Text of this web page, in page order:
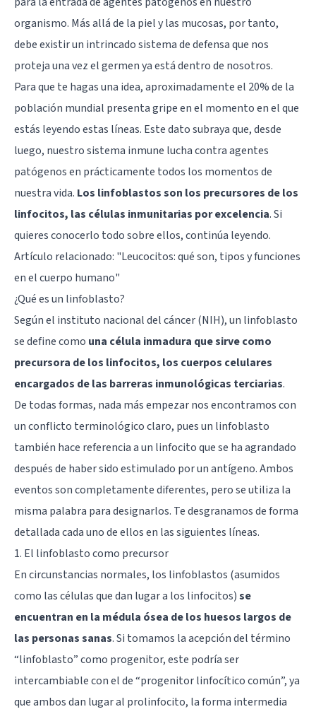
organismo. Más allá de la piel y las mucosas, por tanto,
debe existir un intrincado sistema de defensa que nos
proteja una vez el germen ya está dentro de nosotros.
Para que te hagas una idea, aproximadamente el 20% de la
población mundial presenta gripe en el momento en el que
estás leyendo estas líneas. Este dato subraya que, desde
luego, nuestro sistema inmune lucha contra agentes
patógenos en prácticamente todos los momentos de
nuestra vida. Los linfoblastos son los precursores de los
linfocitos, las células inmunitarias por excelencia. Si
quieres conocerlo todo sobre ellos, continúa leyendo.
Artículo relacionado: "Leucocitos: qué son, tipos y funciones
en el cuerpo humano"
¿Qué es un linfoblasto?
Según el instituto nacional del cáncer (NIH), un linfoblasto
se define como una célula inmadura que sirve como
precursora de los linfocitos, los cuerpos celulares
encargados de las barreras inmunológicas terciarias.
De todas formas, nada más empezar nos encontramos con
un conflicto terminológico claro, pues un linfoblasto
también hace referencia a un linfocito que se ha agrandado
después de haber sido estimulado por un antígeno. Ambos
eventos son completamente diferentes, pero se utiliza la
misma palabra para designarlos. Te desgranamos de forma
detallada cada uno de ellos en las siguientes líneas.
1. El linfoblasto como precursor
En circunstancias normales, los linfoblastos (asumidos
como las células que dan lugar a los linfocitos)se
encuentran en la médula ósea de los huesos largos de
las personas sanas. Si tomamos la acepción del término
“linfoblasto” como progenitor, este podría ser
intercambiable con el de “progenitor linfocítico común”, ya
que ambos dan lugar al prolinfocito, la forma intermedia